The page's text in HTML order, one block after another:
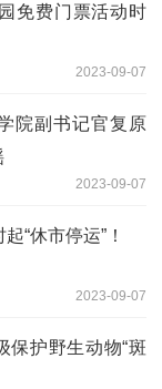
免费门票活动时
2023-09-07
院副书记官复原
2023-09-07
“休市停运”！
2023-09-07
保护野生动物“斑